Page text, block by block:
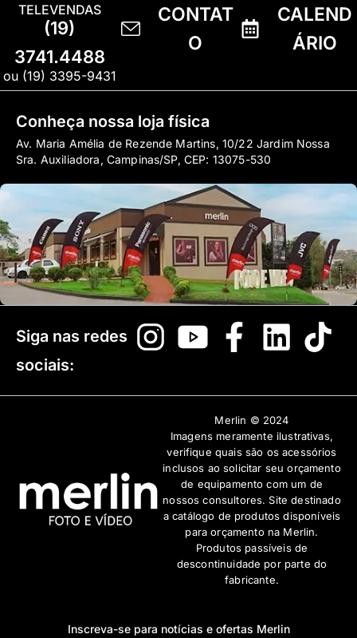
Inscreva-se para notícias e ofertas Merlin
TELEVENDAS
(19)
3741.4488
ou (19) 3395-9431
CONTAT
O
CALEND
ÁRIO
Conheça nossa loja física
Av. Maria Amélia de Rezende Martins, 10/22 Jardim Nossa
Sra. Auxiliadora, Campinas/SP, CEP: 13075-530
Siga nas redes
sociais:
Merlin © 2024
Imagens meramente ilustrativas,
verifique quais são os acessórios
inclusos ao solicitar seu orçamento
de equipamento com um de
nossos consultores. Site destinado
a catálogo de produtos disponíveis
para orçamento na Merlin.
Produtos passíveis de
descontinuidade por parte do
fabricante.